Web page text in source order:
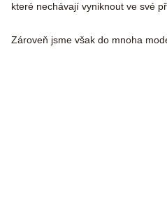
které nechávají vyniknout ve své
Zároveň jsme však do mnoha